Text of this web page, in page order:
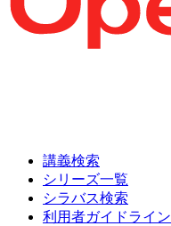
講義検索
シリーズ一覧
シラバス検索
利用者ガイドライン